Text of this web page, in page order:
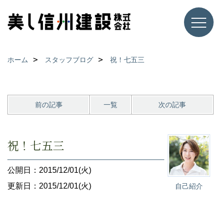
ホーム スタッフブログ 祝！七五三
前の記事 一覧 次の記事
自己紹介
祝！七五三
公開日：2015/12/01(火)
更新日：2015/12/01(火)